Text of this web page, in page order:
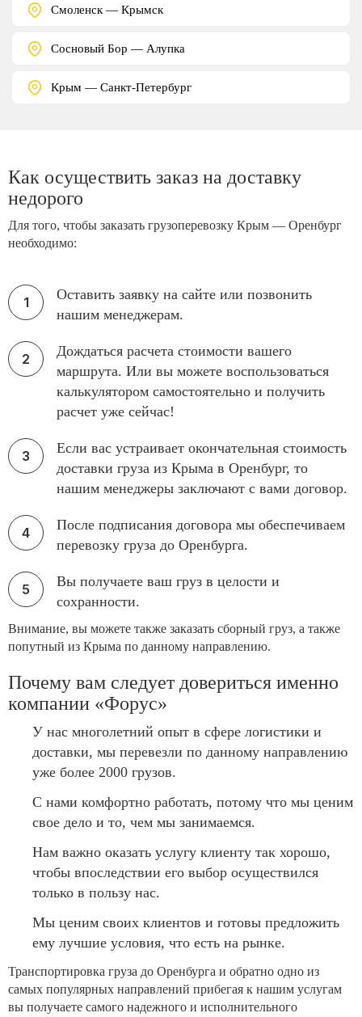
Смоленск — Крымск
Сосновый Бор — Алупка
Крым — Санкт-Петербург
Как осуществить заказ на доставку
недорого
Для того, чтобы заказать грузоперевозку Крым — Оренбург
необходимо:
Оставить заявку на сайте или позвонить
нашим менеджерам.
Дождаться расчета стоимости вашего
маршрута. Или вы можете воспользоваться
калькулятором самостоятельно и получить
расчет уже сейчас!
Если вас устраивает окончательная стоимость
доставки груза из Крыма в Оренбург, то
нашим менеджеры заключают с вами договор.
После подписания договора мы обеспечиваем
перевозку груза до Оренбурга.
Вы получаете ваш груз в целости и
сохранности.
Внимание, вы можете также заказать сборный груз, а также
попутный из Крыма по данному направлению.
Почему вам следует довериться именно
компании «Форус»
У нас многолетний опыт в сфере логистики и
доставки, мы перевезли по данному направлению
уже более 2000 грузов.
С нами комфортно работать, потому что мы ценим
свое дело и то, чем мы занимаемся.
Нам важно оказать услугу клиенту так хорошо,
чтобы впоследствии его выбор осуществился
только в пользу нас.
Мы ценим своих клиентов и готовы предложить
ему лучшие условия, что есть на рынке.
Транспортировка груза до Оренбурга и обратно одно из
самых популярных направлений прибегая к нашим услугам
вы получаете самого надежного и исполнительного